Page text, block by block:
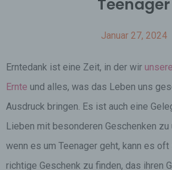
Teenager
Januar 27, 2024
Erntedank ist eine Zeit, in der wir
Ernte und alles, was das Leben uns
Ausdruck bringen. Es ist auch eine
Lieben mit besonderen Geschenken zu
wenn es um Teenager geht, kann es
richtige Geschenk zu finden, das ihren